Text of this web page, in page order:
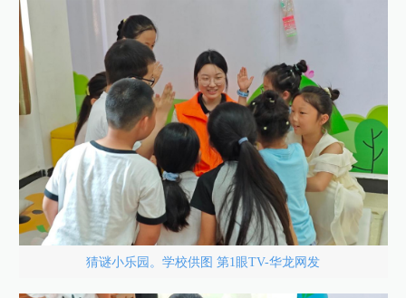
猜谜小乐园。学校供图 第1眼TV-华龙网发